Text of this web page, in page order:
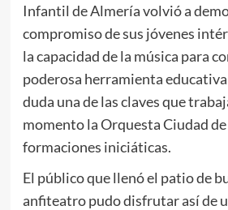
Infantil de Almería volvió a
compromiso de sus jóvenes
la capacidad de la música para
poderosa herramienta
duda una de las claves que
momento la Orquesta Ciudad
formaciones iniciáticas.
El público que llenó el patio de
anfiteatro pudo disfrutar así de